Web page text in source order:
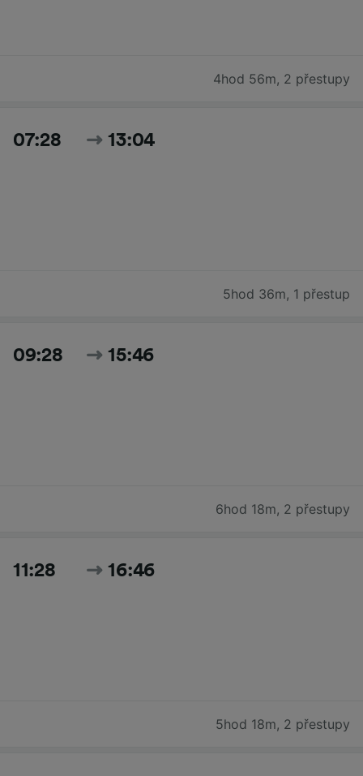
4hod 56m, 2 přestupy
07:28 13:04
5hod 36m, 1 přestup
09:28 15:46
6hod 18m, 2 přestupy
11:28 16:46
5hod 18m, 2 přestupy